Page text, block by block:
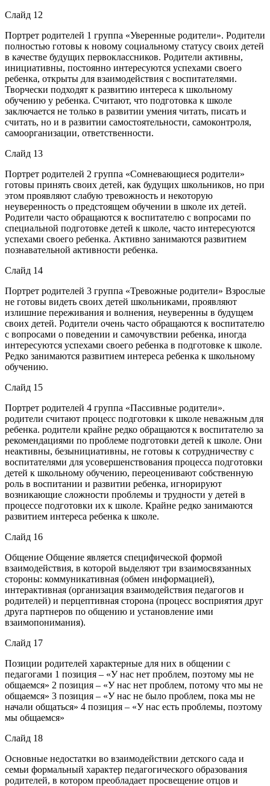
Слайд 12
Портрет родителей 1 группа «Уверенные родители». Родители
полностью готовы к новому социальному статусу своих детей
в качестве будущих первоклассников. Родители активны,
инициативны, постоянно интересуются успехами своего
ребенка, открыты для взаимодействия с воспитателями.
Творчески подходят к развитию интереса к школьному
обучению у ребенка. Считают, что подготовка к школе
заключается не только в развитии умения читать, писать и
считать, но и в развитии самостоятельности, самоконтроля,
самоорганизации, ответственности.
Слайд 13
Портрет родителей 2 группа «Сомневающиеся родители»
готовы принять своих детей, как будущих школьников, но при
этом проявляют слабую тревожность и некоторую
неуверенность о предстоящем обучении в школе их детей.
Родители часто обращаются к воспитателю с вопросами по
специальной подготовке детей к школе, часто интересуются
успехами своего ребенка. Активно занимаются развитием
познавательной активности ребенка.
Слайд 14
Портрет родителей 3 группа «Тревожные родители» Взрослые
не готовы видеть своих детей школьниками, проявляют
излишние переживания и волнения, неуверенны в будущем
своих детей. Родители очень часто обращаются к воспитателю
с вопросами о поведении и самочувствии ребенка, иногда
интересуются успехами своего ребенка в подготовке к школе.
Редко занимаются развитием интереса ребенка к школьному
обучению.
Слайд 15
Портрет родителей 4 группа «Пассивные родители».
родители считают процесс подготовки к школе неважным для
ребенка. родители крайне редко обращаются к воспитателю за
рекомендациями по проблеме подготовки детей к школе. Они
неактивны, безынициативны, не готовы к сотрудничеству с
воспитателями для усовершенствования процесса подготовки
детей к школьному обучению, переоценивают собственную
роль в воспитании и развитии ребенка, игнорируют
возникающие сложности проблемы и трудности у детей в
процессе подготовки их к школе. Крайне редко занимаются
развитием интереса ребенка к школе.
Слайд 16
Общение Общение является специфической формой
взаимодействия, в которой выделяют три взаимосвязанных
стороны: коммуникативная (обмен информацией),
интерактивная (организация взаимодействия педагогов и
родителей) и перцептивная сторона (процесс восприятия друг
друга партнеров по общению и установление ими
взаимопонимания).
Слайд 17
Позиции родителей характерные для них в общении с
педагогами 1 позиция – «У нас нет проблем, поэтому мы не
общаемся» 2 позиция – «У нас нет проблем, потому что мы не
общаемся» 3 позиция – «У нас не было проблем, пока мы не
начали общаться» 4 позиция – «У нас есть проблемы, поэтому
мы общаемся»
Слайд 18
Основные недостатки во взаимодействии детского сада и
семьи формальный характер педагогического образования
родителей, в котором преобладает просвещение отцов и